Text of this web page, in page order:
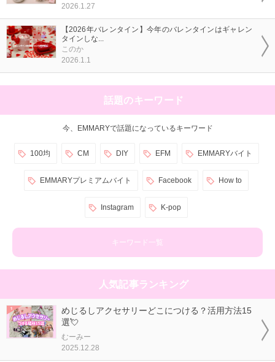
2026.1.27
【2026年バレンタイン】今年のバレンタインはギャレン
タインしな...
このか
2026.1.1
話題のキーワード
今、EMMARYで話題になっているキーワード
100均 CM DIY EFM EMMARYバイト
EMMARYプレミアムバイト Facebook How to
Instagram K-pop
キーワード一覧
人気記事ランキング
めじるしアクセサリーどこにつける？活用方法15
選💘
むーみー
2025.12.28